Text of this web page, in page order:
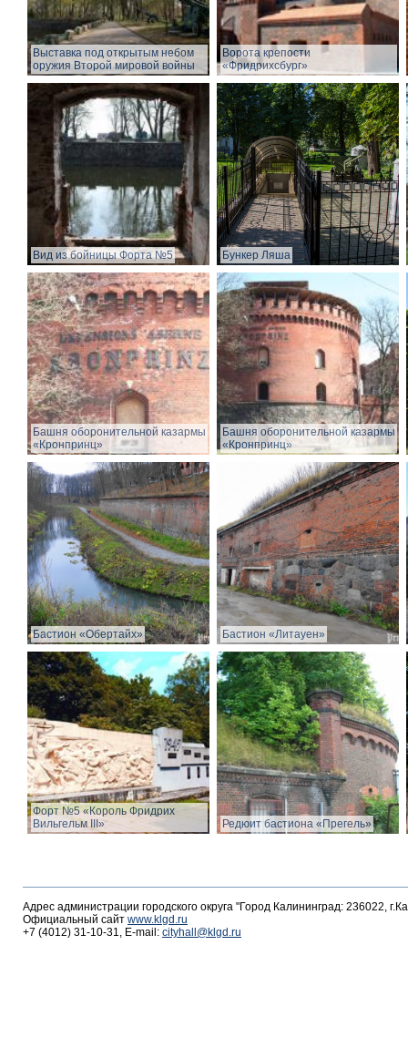
Выставка под открытым небом
оружия Второй мировой войны
Ворота крепости
«Фридрихсбург»
Вид из бойницы Форта №5 Бункер Ляша
Башня оборонительной казармы
«Кронпринц»
Башня оборонительной казармы
«Кронпринц»
Бастион «Обертайх» Бастион «Литауен»
Форт №5 «Король Фридрих
Вильгельм III»
Редюит бастиона «Прегель»
Адрес администрации городского округа "Город Калининград: 236022,
Официальный сайт www.klgd.ru
+7 (4012) 31-10-31, E-mail: cityhall@klgd.ru